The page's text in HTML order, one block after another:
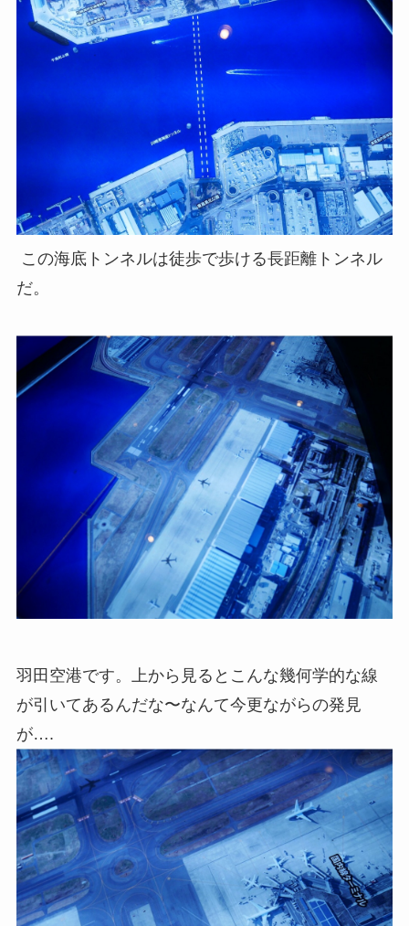
この海底トンネルは徒歩で歩ける長距離トンネル
だ。
羽田空港です。上から見るとこんな幾何学的な線
が引いてあるんだな〜なんて今更ながらの発見
が….